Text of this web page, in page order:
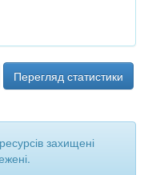
Перегляд статистики
захищені